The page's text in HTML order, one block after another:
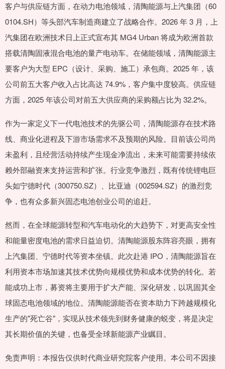
客户与供应链方面，在动力电池领域，清陶能源与上汽集团（60
0104.SH）等头部汽车制造商建立了战略合作。2026 年 3 月，上
汽集团在欧洲技术日上正式宣布其 MG4 Urban 将成为欧洲首款
搭载清陶固液混合电池的量产电动车。在储能领域，清陶能源主
要客户为大型 EPC（设计、采购、施工）承包商。2025 年，该
公司前五大客户收入占比高达 74.9%，客户集中度较高。供应链
方面，2025 年该公司对前五大供应商的采购额占比为 32.2%。
作为一家定义下一代电池技术的先驱公司，清陶能源存在技术路
线、商业化进程及下游市场需求不及预期的风险。目前该公司尚
未盈利，且经营活动持续产生现金净流出，未来可能需要持续依
赖外部融资来支持运营和扩张。行业竞争激烈，既有传统锂电巨
头如宁德时代（300750.SZ）、比亚迪（002594.SZ）的激烈竞
争，也有众多新兴固态电池创业公司的追赶。
然而，在全球能源转型和汽车电动化的大趋势下，对更高安全性
和能量密度电池的需求日益迫切。清陶能源股东阵容亮眼，拥有
上汽集团、宁德时代等资本坐镇。此次赴港 IPO，清陶能源旨在
利用资本市场加速其技术优势向规模优势和成本优势的转化。若
能成功上市，募资将主要用于扩大产能、深化研发，以巩固其全
球固态电池领域的地位。清陶能源能否在资本助力下跨越规模化
生产的"死亡谷"，实现从技术领先到财务健康的蜕变，将是决定
其长期价值的关键，也备受全球新能源产业瞩目。
免责声明：本报告仅供时代商业研究院客户使用。本公司不因接